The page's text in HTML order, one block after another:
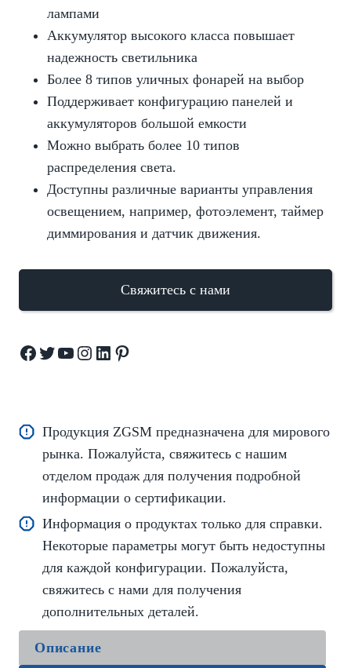
лампами
Аккумулятор высокого класса повышает
надежность светильника
Более 8 типов уличных фонарей на выбор
Поддерживает конфигурацию панелей и
аккумуляторов большой емкости
Можно выбрать более 10 типов
распределения света.
Доступны различные варианты управления
освещением, например, фотоэлемент, таймер
диммирования и датчик движения.
Свяжитесь с нами
Facebook Twitter YouTube Instagram LinkedIn Pinterest
Продукция ZGSM предназначена для мирового
рынка. Пожалуйста, свяжитесь с нашим
отделом продаж для получения подробной
информации о сертификации.
Информация о продуктах только для справки.
Некоторые параметры могут быть недоступны
для каждой конфигурации. Пожалуйста,
свяжитесь с нами для получения
дополнительных деталей.
Описание